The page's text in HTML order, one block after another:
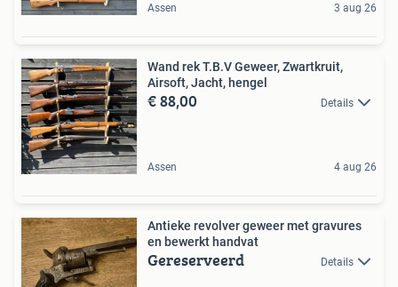
Assen 3 aug 26
Wand rek T.B.V Geweer, Zwartkruit,
Airsoft, Jacht, hengel
€ 88,00 Details
Assen 4 aug 26
Antieke revolver geweer met gravures
en bewerkt handvat
Gereserveerd Details